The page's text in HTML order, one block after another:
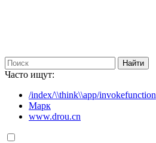
Часто ищут:
/index/\\think\\app/invokefunction
Марк
www.drou.cn